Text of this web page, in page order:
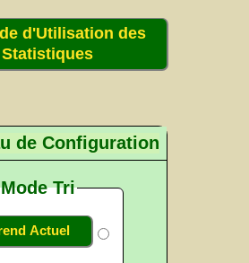
d'Utilisation des
Statistiques
de Configuration
Mode Tri
Actuel